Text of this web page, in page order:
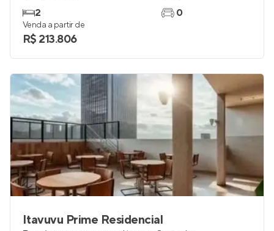
2
0
Venda a partir de
R$ 213.806
Itavuvu Prime Residencial